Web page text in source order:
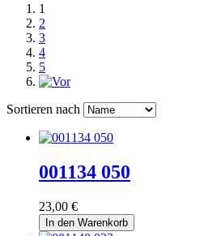
1
2
3
4
5
Sortieren nach
001134 050
23,00 €
In den Warenkorb